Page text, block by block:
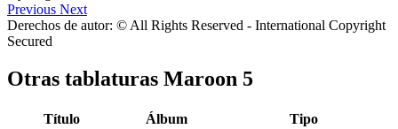
Previous Next
Derechos de autor: © All Rights Reserved - International Copyright
Secured
Otras tablaturas Maroon 5
Título Álbum
Tipo